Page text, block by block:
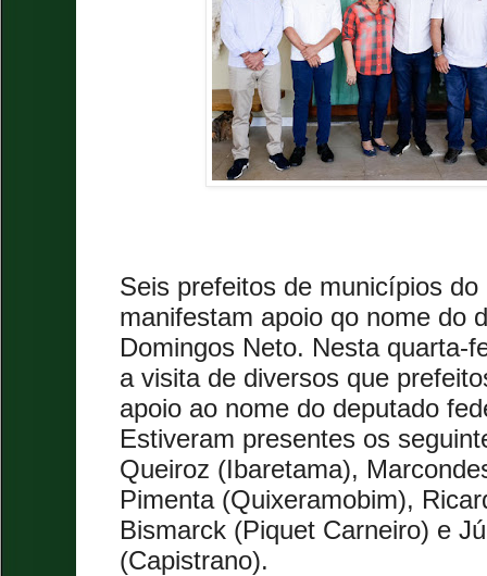
Seis prefeitos de municípios
manifestam apoio qo nome do
Domingos Neto. Nesta quarta-
a visita de diversos que
apoio ao nome do deputado
Estiveram presentes os
Queiroz (Ibaretama),
Pimenta (Quixeramobim),
Bismarck (Piquet Carneiro) e
(Capistrano).